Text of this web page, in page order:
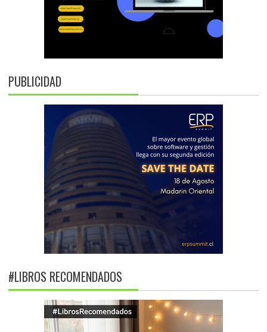
PUBLICIDAD
#LIBROS RECOMENDADOS